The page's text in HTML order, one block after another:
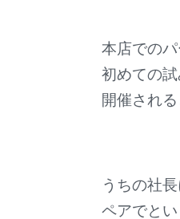
本店での
初めての
開催され
うちの社
ペアでと